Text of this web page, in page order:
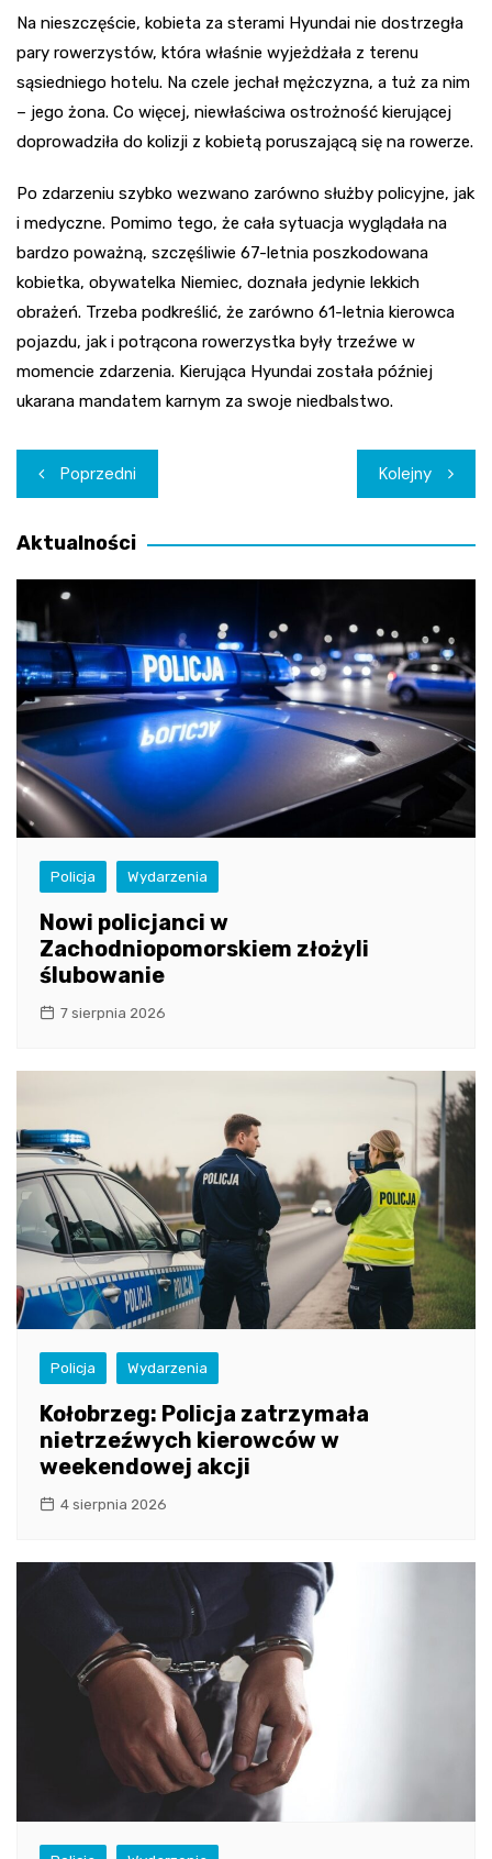
Na nieszczęście, kobieta za sterami Hyundai nie dostrzegła
pary rowerzystów, która właśnie wyjeżdżała z terenu
sąsiedniego hotelu. Na czele jechał mężczyzna, a tuż za nim
– jego żona. Co więcej, niewłaściwa ostrożność kierującej
doprowadziła do kolizji z kobietą poruszającą się na rowerze.
Po zdarzeniu szybko wezwano zarówno służby policyjne, jak
i medyczne. Pomimo tego, że cała sytuacja wyglądała na
bardzo poważną, szczęśliwie 67-letnia poszkodowana
kobietka, obywatelka Niemiec, doznała jedynie lekkich
obrażeń. Trzeba podkreślić, że zarówno 61-letnia kierowca
pojazdu, jak i potrącona rowerzystka były trzeźwe w
momencie zdarzenia. Kierująca Hyundai została później
ukarana mandatem karnym za swoje niedbalstwo.
Nawigacja
wpisu
Poprzedni Kolejny
Aktualności
Policja Wydarzenia
Nowi policjanci w
Zachodniopomorskiem złożyli
ślubowanie
7 sierpnia 2026
Policja Wydarzenia
Kołobrzeg: Policja zatrzymała
nietrzeźwych kierowców w
weekendowej akcji
4 sierpnia 2026